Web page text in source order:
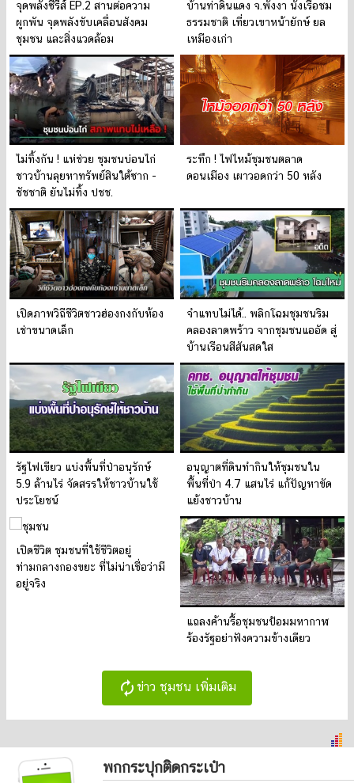
จุดพลังซีรีส์ EP.2 สานต่อความ
ผูกพัน จุดพลังขับเคลื่อนสังคม
ชุมชน และสิ่งแวดล้อม
บ้านท่าดินแดง จ.พังงา นั่งเรือชม
ธรรมชาติ เที่ยวเขาหน้ายักษ์ ยล
เหมืองเก่า
ไม่ทิ้งกัน ! แห่ช่วย ชุมชนบ่อนไก่
ชาวบ้านลุยหาทรัพย์สินใต้ซาก -
ชัชชาติ ยันไม่ทิ้ง ปชช.
ระทึก ! ไฟไหม้ชุมชนตลาด
ดอนเมือง เผาวอดกว่า 50 หลัง
เปิดภาพวิถีชีวิตชาวฮ่องกงกับห้อง
เช่าขนาดเล็ก
จำแทบไม่ได้.. พลิกโฉมชุมชนริม
คลองลาดพร้าว จากชุมชนแออัด สู่
บ้านเรือนสีสันสดใส
รัฐไฟเขียว แบ่งพื้นที่ป่าอนุรักษ์
5.9 ล้านไร่ จัดสรรให้ชาวบ้านใช้
ประโยชน์
อนุญาตที่ดินทำกินให้ชุมชนใน
พื้นที่ป่า 4.7 แสนไร่ แก้ปัญหาขัด
แย้งชาวบ้าน
เปิดชีวิต ชุมชนที่ใช้ชีวิตอยู่
ท่ามกลางกองขยะ ที่ไม่น่าเชื่อว่ามี
อยู่จริง
แถลงค้านรื้อชุมชนป้อมมหากาฬ
ร้องรัฐอย่าฟังความข้างเดียว
autorenew ข่าว ชุมชน เพิ่มเติม
พกกระปุกติดกระเป๋า